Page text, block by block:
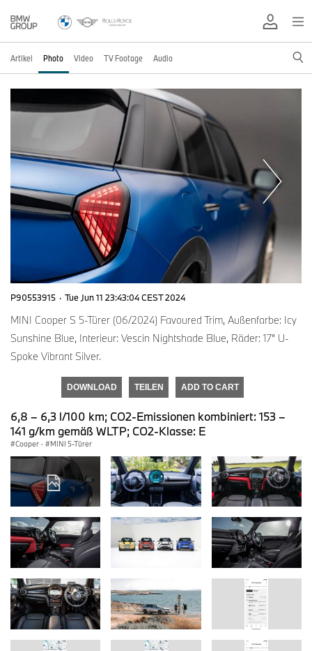
Artikel Photo Video TV Footage Audio
P90553915 · Tue Jun 11 23:43:04 CEST 2024
MINI Cooper S 5-Türer (06/2024) Favoured Trim, Außenfarbe: Icy
Sunshine Blue, Interieur: Vescin Nightshade Blue, Räder: 17” U-
Spoke Vibrant Silver.
DOWNLOAD TEILEN ADD TO CART
6,8 – 6,3 l/100 km; CO2-Emissionen kombiniert: 153 –
141 g/km gemäß WLTP; CO2-Klasse: E
Cooper · MINI 5-Türer